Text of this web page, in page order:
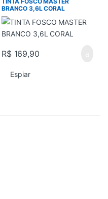
BRANCO 3,6L CORAL
R$169,90
Espiar